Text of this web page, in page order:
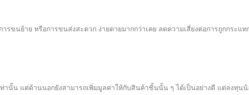
ขนย้าย หรือการขนส่งสะดวก ง่ายดายมากกว่าเคย ลดความเสี่ยงต่อการถูกกระแท
ท่านั้น แต่ด้านนอกยังสามารถเพิ่มมูลค่าให้กับสินค้าชิ้นนั้น ๆ ได้เป็นอย่างดี แต่ลงทุน